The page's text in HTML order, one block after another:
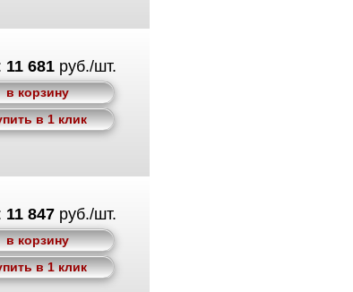
11 681 руб./шт.
в корзину
в 1 клик
11 847 руб./шт.
в корзину
в 1 клик